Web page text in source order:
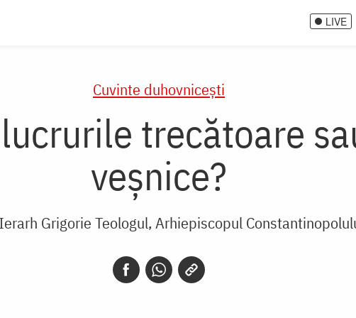
LIVE
Cuvinte duhovnicești
trecătoare
veșnice?
Grigorie Teologul, Arhiepiscopul